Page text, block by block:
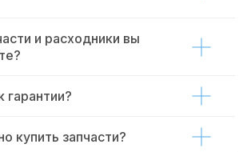
и расходники вы
гарантии?
купить запчасти?